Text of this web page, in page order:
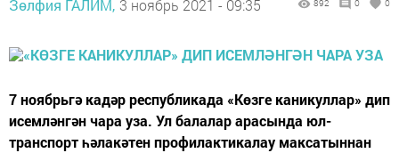
Зөлфия ГАЛИМ, 3 ноябрь 2021 - 09:35 892 0 0
7 ноябрьгә кадәр республикада «Көзге каникуллар» дип
исемләнгән чара уза. Ул балалар арасында юл-
транспорт һәлакәтен профилактикалау максатыннан